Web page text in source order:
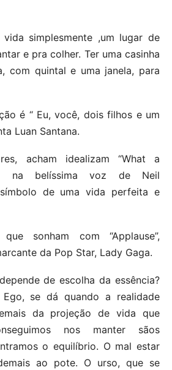
simplesmente ,um lugar de
e pra colher. Ter uma casinha
com quintal e uma janela, para
é “ Eu, você, dois filhos e um
Luan Santana.
acham idealizam “What a
na belíssima voz de Neil
de uma vida perfeita e
sonham com “Applause”,
da Pop Star, Lady Gaga.
de escolha da essência?
se dá quando a realidade
da projeção de vida que
nos manter sãos
o equilíbrio. O mal estar
ao pote. O urso, que se